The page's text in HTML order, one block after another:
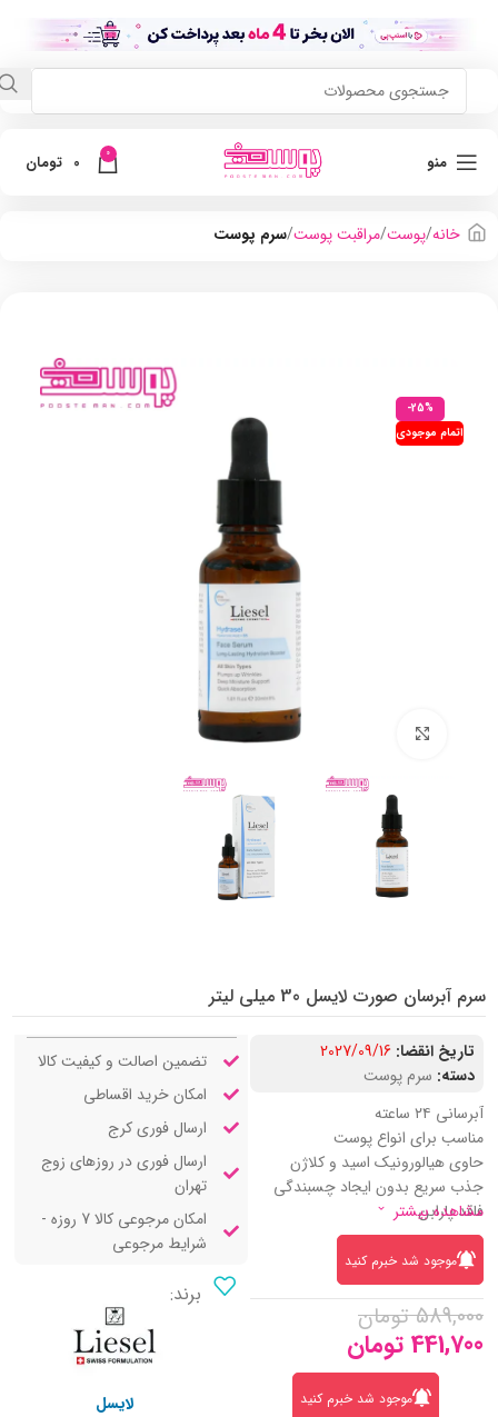
منو 0
0 تومان
خانه پوست مراقبت پوست سرم پوست
-25%
اتمام موجودی
سرم آبرسان صورت لایسل 30 میلی لیتر
تاریخ انقضا: 2027/09/16
دسته: سرم پوست
آبرسانی ۲۴ ساعته
مناسب برای انواع پوست
حاوی هیالورونیک اسید و کلاژن
جذب سریع بدون ایجاد چسبندگی
فاقد پارابن
مشاهده بیشتر
موجود شد خبرم کنید
589,000 تومان
441,700 تومان
موجود شد خبرم کنید
تضمین اصالت و کیفیت کالا
امکان خرید اقساطی
ارسال فوری کرج
ارسال فوری در روزهای زوج
تهران
امکان مرجوعی کالا 7 روزه -
شرایط مرجوعی
برند:
لایسل